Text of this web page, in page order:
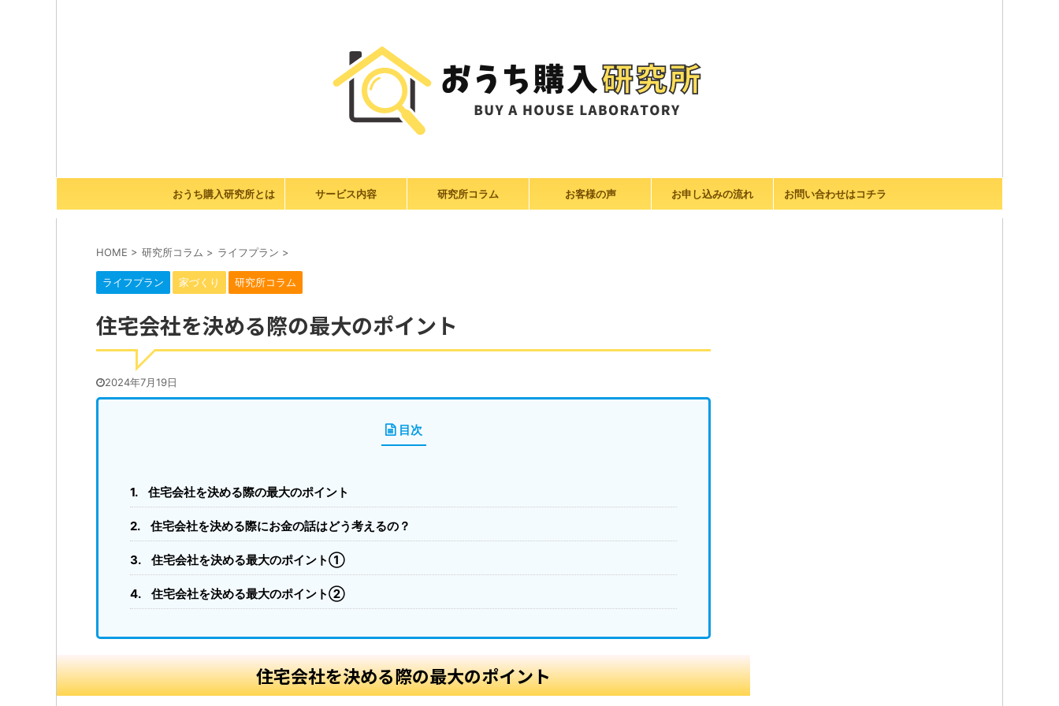
おうち購入研究所とは サービス内容 研究所コラム お客様の声 お申し込みの流れ お問い合わせはコチラ
HOME > 研究所コラム > ライフプラン >
ライフプラン 家づくり 研究所コラム
住宅会社を決める際の最大のポイント
2024年7月19日
目次
住宅会社を決める際の最大のポイント
住宅会社を決める際にお金の話はどう考えるの？
住宅会社を決める最大のポイント①
住宅会社を決める最大のポイント②
住宅会社を決める際の最大のポイント